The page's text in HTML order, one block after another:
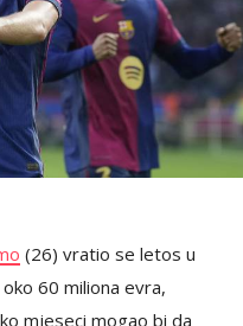
(26) vratio se letos u
60 miliona evra,
mjeseci mogao bi da